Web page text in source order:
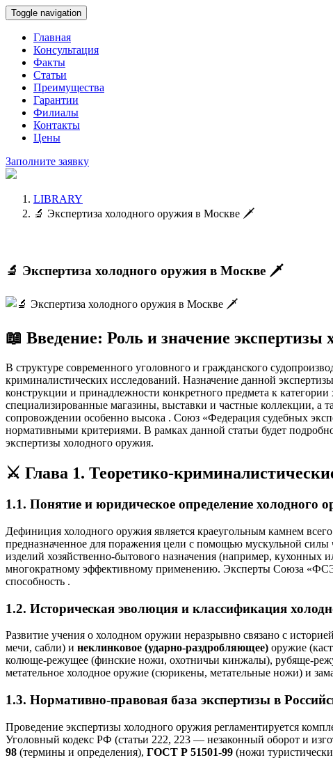
Toggle navigation
Главная
Консультация
Факты
Статьи
Преимущества
Гарантии
Филиалы
Контакты
Цены
Заполните заявку
LIBRARY
🔬 Экспертиза холодного оружия в Москве 🗡️
🔬 Экспертиза холодного оружия в Москве 🗡️
📖 Введение: Роль и значение экспертизы
В структуре современного уголовного и гражданского
криминалистических исследований. Назначение данной
конструкции и принадлежности конкретного предмета к
специализированные магазины, выставки и частные коллекции, а
сопровождении особенно высока . Союз «Федерация судебных
нормативными критериями. В рамках данной статьи будет
экспертизы холодного оружия.
⚔️ Глава 1. Теоретико-
1.1. Понятие и юридическое определение холодного
Дефиниция холодного оружия является краеугольным камнем
предназначенное для поражения цели с помощью мускульной силы
изделий хозяйственно-бытового назначения (например, кухонных
многократному эффективному применению. Эксперты Союза
способность .
1.2. Историческая эволюция и классификация
Развитие учения о холодном оружии неразрывно связано с
мечи, сабли) и неклинковое (ударно-раздробляющее) оружие
колюще-режущее (финские ножи, охотничьи кинжалы), рубяще-
метательное холодное оружие (сюрикены, метательные ножи) и
1.3. Нормативно-правовая база экспертизы в
Проведение экспертизы холодного оружия регламентируется
Уголовный кодекс РФ (статьи 222, 223 — незаконный оборот и
98 (термины и определения), ГОСТ Р 51501-99 (ножи